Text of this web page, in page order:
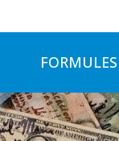
FORMULES